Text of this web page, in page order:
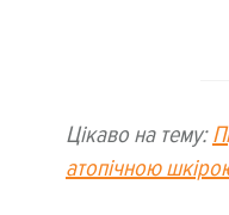
Цікаво на тему:
атопічною